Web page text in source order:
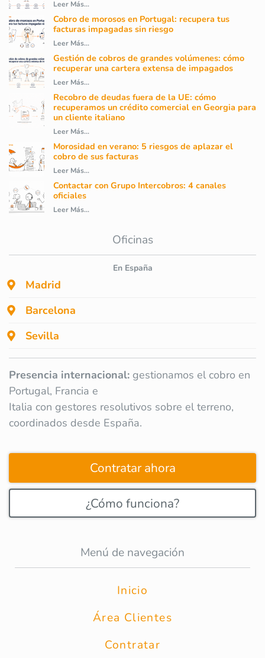
Leer Más...
Cobro de morosos en Portugal: recupera tus
facturas impagadas sin riesgo
Leer Más...
Gestión de cobros de grandes volúmenes: cómo
recuperar una cartera extensa de impagados
Leer Más...
Recobro de deudas fuera de la UE: cómo
recuperamos un crédito comercial en Georgia para
un cliente italiano
Leer Más...
Morosidad en verano: 5 riesgos de aplazar el
cobro de sus facturas
Leer Más...
Contactar con Grupo Intercobros: 4 canales
oficiales
Leer Más...
Oficinas
En España
Madrid
Barcelona
Sevilla
Presencia internacional: gestionamos el cobro en
Portugal, Francia e
Italia con gestores resolutivos sobre el terreno,
coordinados desde España.
Contratar ahora
¿Cómo funciona?
Menú de navegación
Inicio
Área Clientes
Contratar